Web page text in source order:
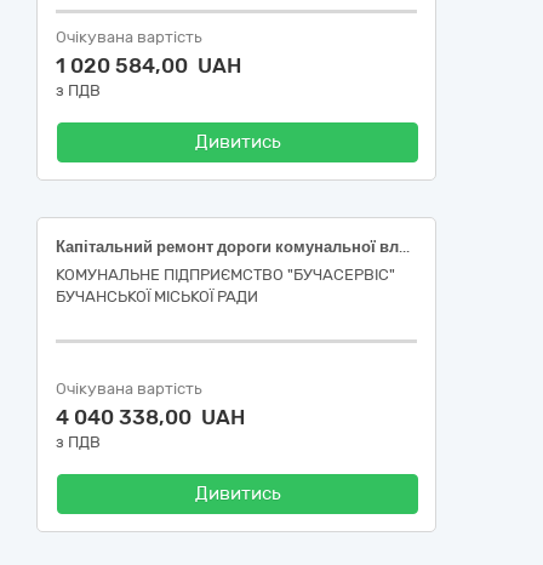
Очікувана вартість
1 020 584,00 UAH
з ПДВ
Дивитись
Капітальний ремонт дороги комунальної власності по вул. Інститутська в м. Буча Київської області
КОМУНАЛЬНЕ ПІДПРИЄМСТВО "БУЧАСЕРВІС"
БУЧАНСЬКОЇ МІСЬКОЇ РАДИ
Очікувана вартість
4 040 338,00 UAH
з ПДВ
Дивитись